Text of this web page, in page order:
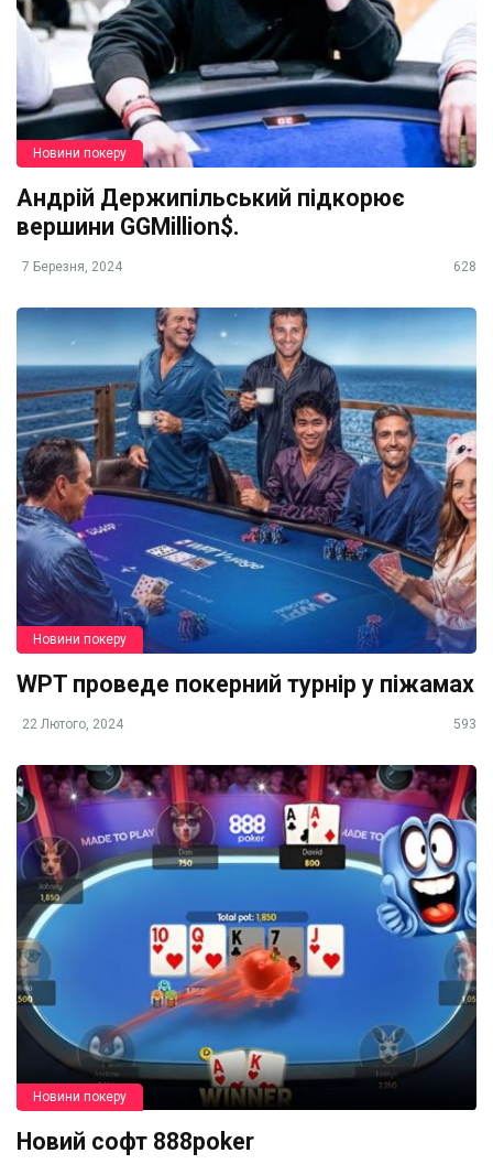
Новини покеру
Андрій Держипільський підкорює
вершини GGMillion$.
7 Березня, 2024 628
Новини покеру
WPT проведе покерний турнір у піжамах
22 Лютого, 2024 593
Новини покеру
Новий софт 888poker